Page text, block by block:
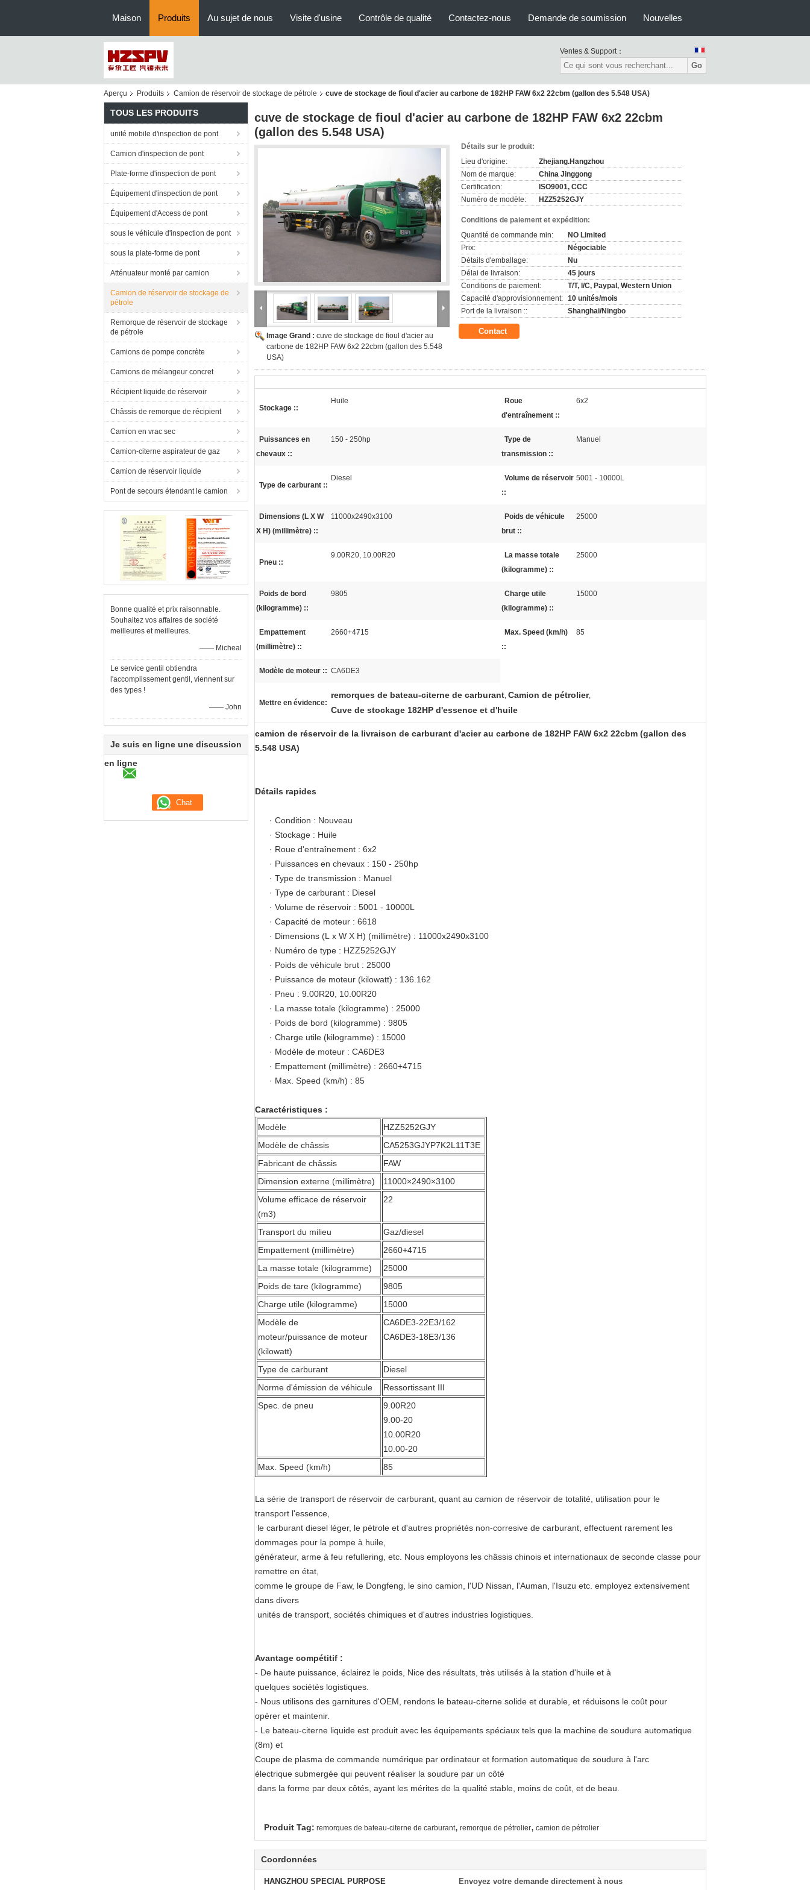
Maison Produits Au sujet de nous Visite d'usine Contrôle de qualité Contactez-nous Demande de soumission Nouvelles
Ventes & Support：
Go
Aperçu Produits Camion de réservoir de stockage de pétrole cuve de stockage de fioul d'acier au carbone de 182HP FAW 6x2 22cbm (gallon des 5.548 USA)
TOUS LES PRODUITS
unité mobile d'inspection de pont
Camion d'inspection de pont
Plate-forme d'inspection de pont
Équipement d'inspection de pont
Équipement d'Access de pont
sous le véhicule d'inspection de pont
sous la plate-forme de pont
Atténuateur monté par camion
Camion de réservoir de stockage de
pétrole
Remorque de réservoir de stockage
de pétrole
Camions de pompe concrète
Camions de mélangeur concret
Récipient liquide de réservoir
Châssis de remorque de récipient
Camion en vrac sec
Camion-citerne aspirateur de gaz
Camion de réservoir liquide
Pont de secours étendant le camion
Bonne qualité et prix raisonnable.
Souhaitez vos affaires de société
meilleures et meilleures.
—— Micheal
Le service gentil obtiendra
l'accomplissement gentil, viennent sur
des types !
—— John
Je suis en ligne une discussion
en ligne
cuve de stockage de fioul d'acier au carbone de 182HP FAW 6x2 22cbm
(gallon des 5.548 USA)
Image Grand : cuve de stockage de fioul d'acier au
carbone de 182HP FAW 6x2 22cbm (gallon des 5.548
USA)
Détails sur le produit:
Lieu d'origine:
Zhejiang.Hangzhou
Nom de marque:
China Jinggong
Certification:
ISO9001, CCC
Numéro de modèle:
HZZ5252GJY
Conditions de paiement et expédition:
Quantité de commande min:
NO Limited
Prix:
Négociable
Détails d'emballage:
Nu
Délai de livraison:
45 jours
Conditions de paiement:
T/T, l/C, Paypal, Western Union
Capacité d'approvisionnement: 10 unités/mois
Port de la livraison ::
Shanghai/Ningbo
Contact
Stockage ::
Huile
Roue
d'entraînement ::
6x2
Puissances en
chevaux ::
150 - 250hp
Type de
transmission ::
Manuel
Type de carburant ::
Diesel
Volume de réservoir
::
5001 - 10000L
Dimensions (L X W
X H) (millimètre) ::
11000x2490x3100
Poids de véhicule
brut ::
25000
Pneu ::
9.00R20, 10.00R20
La masse totale
(kilogramme) ::
25000
Poids de bord
(kilogramme) ::
9805
Charge utile
(kilogramme) ::
15000
Empattement
(millimètre) ::
2660+4715
Max. Speed (km/h)
::
85
Modèle de moteur :: CA6DE3
Mettre en évidence:
remorques de bateau-citerne de carburant, Camion de pétrolier,
Cuve de stockage 182HP d'essence et d'huile
camion de réservoir de la livraison de carburant d'acier au carbone de 182HP FAW 6x2 22cbm (gallon des
5.548 USA)
Détails rapides
· Condition : Nouveau
· Stockage : Huile
· Roue d'entraînement : 6x2
· Puissances en chevaux : 150 - 250hp
· Type de transmission : Manuel
· Type de carburant : Diesel
· Volume de réservoir : 5001 - 10000L
· Capacité de moteur : 6618
· Dimensions (L x W X H) (millimètre) : 11000x2490x3100
· Numéro de type : HZZ5252GJY
· Poids de véhicule brut : 25000
· Puissance de moteur (kilowatt) : 136.162
· Pneu : 9.00R20, 10.00R20
· La masse totale (kilogramme) : 25000
· Poids de bord (kilogramme) : 9805
· Charge utile (kilogramme) : 15000
· Modèle de moteur : CA6DE3
· Empattement (millimètre) : 2660+4715
· Max. Speed (km/h) : 85
Caractéristiques :
Modèle
HZZ5252GJY
Modèle de châssis
CA5253GJYP7K2L11T3E
Fabricant de châssis
FAW
Dimension externe (millimètre)
11000×2490×3100
Volume efficace de réservoir
(m3)
22
Transport du milieu
Gaz/diesel
Empattement (millimètre)
2660+4715
La masse totale (kilogramme)
25000
Poids de tare (kilogramme)
9805
Charge utile (kilogramme)
15000
Modèle de
moteur/puissance de moteur
(kilowatt)
CA6DE3-22E3/162
CA6DE3-18E3/136
Type de carburant
Diesel
Norme d'émission de véhicule
Ressortissant III
Spec. de pneu
9.00R20
9.00-20
10.00R20
10.00-20
Max. Speed (km/h)
85
La série de transport de réservoir de carburant, quant au camion de réservoir de totalité, utilisation pour le
transport l'essence,
le carburant diesel léger, le pétrole et d'autres propriétés non-corresive de carburant, effectuent rarement les
dommages pour la pompe à huile,
générateur, arme à feu refullering, etc. Nous employons les châssis chinois et internationaux de seconde classe pour
remettre en état,
comme le groupe de Faw, le Dongfeng, le sino camion, l'UD Nissan, l'Auman, l'Isuzu etc. employez extensivement
dans divers
unités de transport, sociétés chimiques et d'autres industries logistiques.
Avantage compétitif :
- De haute puissance, éclairez le poids, Nice des résultats, très utilisés à la station d'huile et à
quelques sociétés logistiques.
- Nous utilisons des garnitures d'OEM, rendons le bateau-citerne solide et durable, et réduisons le coût pour
opérer et maintenir.
- Le bateau-citerne liquide est produit avec les équipements spéciaux tels que la machine de soudure automatique
(8m) et
Coupe de plasma de commande numérique par ordinateur et formation automatique de soudure à l'arc
électrique submergée qui peuvent réaliser la soudure par un côté
dans la forme par deux côtés, ayant les mérites de la qualité stable, moins de coût, et de beau.
Produit Tag: remorques de bateau-citerne de carburant, remorque de pétrolier, camion de pétrolier
Coordonnées
HANGZHOU SPECIAL PURPOSE
Envoyez votre demande directement à nous